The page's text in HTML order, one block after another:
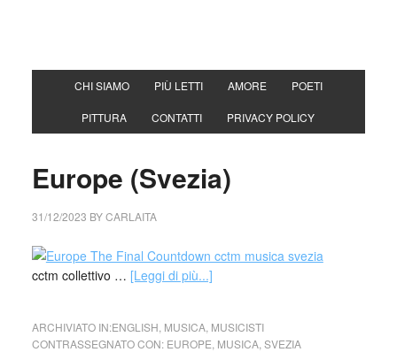
CHI SIAMO PIÙ LETTI AMORE POETI
PITTURA CONTATTI PRIVACY POLICY
Europe (Svezia)
31/12/2023 BYCARLAITA
cctm collettivo … [Leggi di più...]
ARCHIVIATO IN:ENGLISH MUSICA, MUSICISTI
CONTRASSEGNATO CON: EUROPE MUSICA, SVEZIA